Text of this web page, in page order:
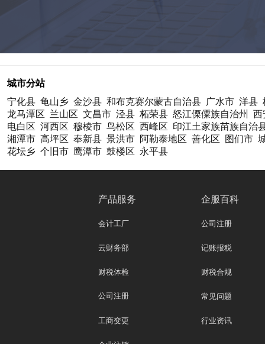
城市分站
宁化县 龟山乡 金沙县 和布克赛尔蒙古自治县 广水市 洋县
龙马潭区 兰山区 文昌市 泾县 柘荣县 怒江傈僳族自治州
西
电白区 河西区 穆棱市 鸟松区 西峰区 印江土家族苗族自治
湘潭市 高坪区 奉新县 景洪市 阿勒泰地区 善化区 图们市
花坛乡 个旧市 鹰潭市 鼓楼区 永平县
产品服务
会计工厂
云财务部
财税体检
公司注册
工商变更
企服百科
公司注册
记账报税
财税合规
常见问题
行业资讯